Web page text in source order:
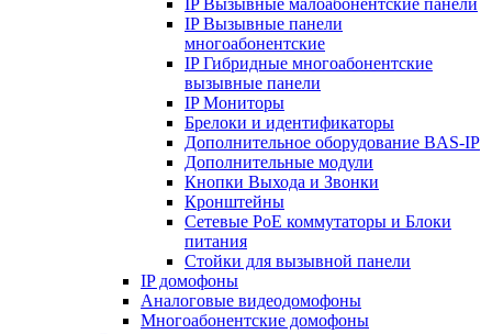
IP Вызывные малоабонентские панели
IP Вызывные панели
многоабонентские
IP Гибридные многоабонентские
вызывные панели
IP Мониторы
Брелоки и идентификаторы
Дополнительное оборудование BAS-IP
Дополнительные модули
Кнопки Выхода и Звонки
Кронштейны
Сетевые PoE коммутаторы и Блоки
питания
Стойки для вызывной панели
IP домофоны
Аналоговые видеодомофоны
Многоабонентские домофоны